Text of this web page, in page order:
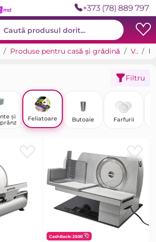
+373 (78) 889 797
Produse pentru casă și grădină Veselă și ustensile Feliatoare
Filtru
și
Feliatoare Butoaie Farfurii
CashBack: 2500